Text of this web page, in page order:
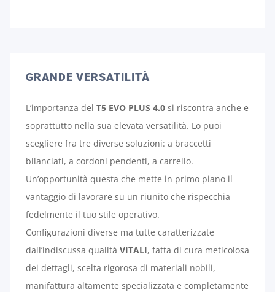
GRANDE VERSATILITÀ
L’importanza del T5 EVO PLUS 4.0si riscontra anche e
soprattutto nella sua elevata versatilità. Lo puoi
scegliere fra tre diverse soluzioni: a braccetti
bilanciati, a cordoni pendenti, a carrello.
Un’opportunità questa che mette in primo piano il
vantaggio di lavorare su un riunito che rispecchia
fedelmente il tuo stile operativo.
Configurazioni diverse ma tutte caratterizzate
dall’indiscussa qualità VITALI, fatta di cura meticolosa
dei dettagli, scelta rigorosa di materiali nobili,
manifattura altamente specializzata e completamente